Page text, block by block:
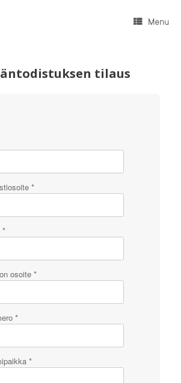
Menu
tilaus
*
*
osoite *
*
*